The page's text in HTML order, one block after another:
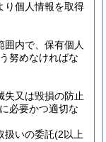
り個人情報を取得
囲内で、保有個人
努めなければな
失又は毀損の防止
必要かつ適切な
扱いの委託(2以上